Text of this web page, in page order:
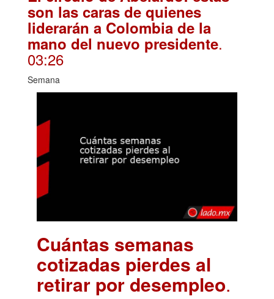
son las caras de quienes
liderarán a Colombia de la
mano del nuevo presidente.
03:26
Semana
Cuántas semanas
cotizadas pierdes al
retirar por desempleo.